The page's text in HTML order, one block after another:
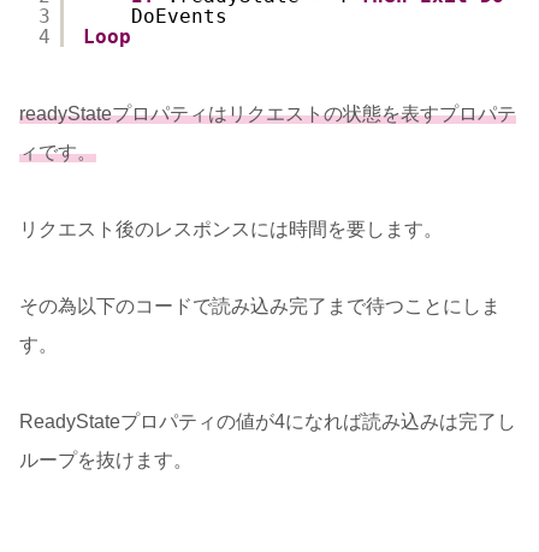
3
4
DoEvents
Loop
readyStateプロパティはリクエストの状態を表すプロパテ
ィです。
リクエスト後のレスポンスには時間を要します。
その為以下のコードで読み込み完了まで待つことにしま
す。
ReadyStateプロパティの値が4になれば読み込みは完了し
ループを抜けます。